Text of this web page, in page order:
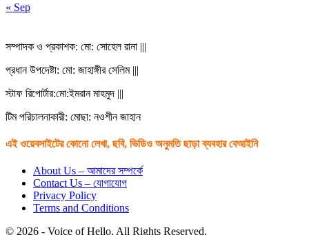
« Sep
সম্পাদক ও প্রকাশক: মো: সোহেল রানা |||
প্রধান উপদেষ্টা: মো: জাহাঙ্গীর সেলিম |||
স্টাফ রিপোর্টার:মো:ইমরান মাহমুদ |||
টিম পরিচালনাকারী: মোছা: নওশীন জাহান
এই ওয়েবসাইটের কোনো লেখা, ছবি, ভিডিও অনুমতি ছাড়া ব্যবহার বেআইনি
About Us – আমাদের সম্পর্কে
Contact Us – যোগাযোগ
Privacy Policy
Terms and Conditions
© 2026 - Voice of Hello. All Rights Reserved.